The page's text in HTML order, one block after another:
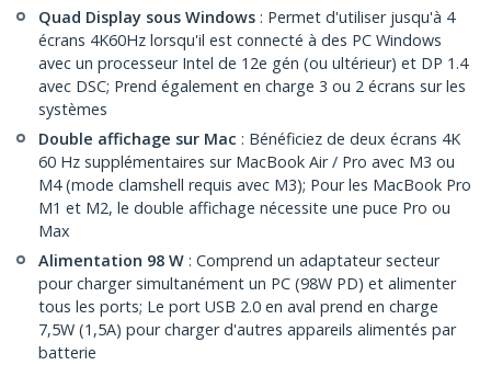
Quad Display sous Windows : Permet d'utiliser jusqu'à 4
écrans 4K60Hz lorsqu'il est connecté à des PC Windows
avec un processeur Intel de 12e gén (ou ultérieur) et DP 1.4
avec DSC; Prend également en charge 3 ou 2 écrans sur les
systèmes
Double affichage sur Mac : Bénéficiez de deux écrans 4K
60 Hz supplémentaires sur MacBook Air / Pro avec M3 ou
M4 (mode clamshell requis avec M3); Pour les MacBook Pro
M1 et M2, le double affichage nécessite une puce Pro ou
Max
Alimentation 98 W : Comprend un adaptateur secteur
pour charger simultanément un PC (98W PD) et alimenter
tous les ports; Le port USB 2.0 en aval prend en charge
7,5W (1,5A) pour charger d'autres appareils alimentés par
batterie